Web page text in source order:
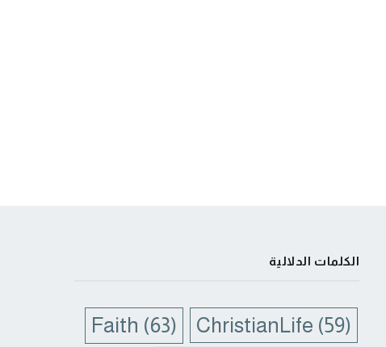
الكلمات الدلالية
ChristianLife (59)
Faith (63)